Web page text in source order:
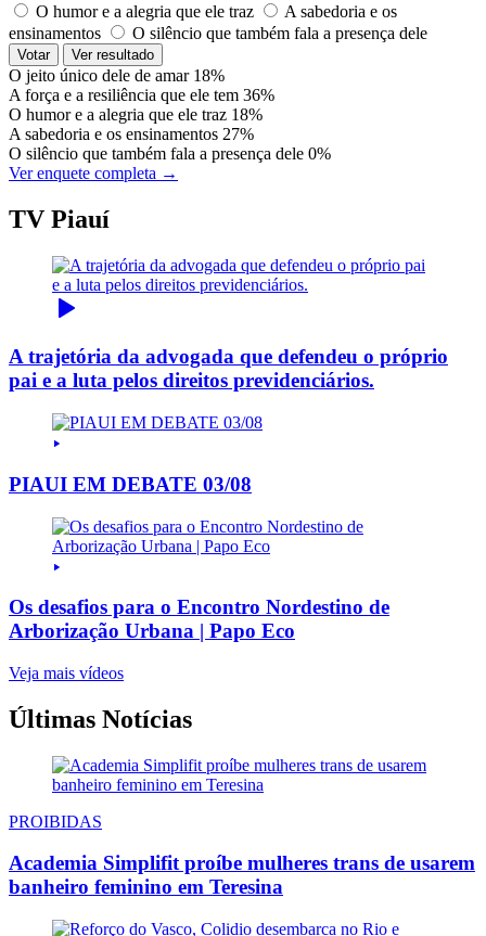
O humor e a alegria que ele traz
A sabedoria e os
ensinamentos
O silêncio que também fala a presença dele
Votar Ver resultado
O jeito único dele de amar 18%
A força e a resiliência que ele tem 36%
O humor e a alegria que ele traz 18%
A sabedoria e os ensinamentos 27%
O silêncio que também fala a presença dele 0%
Ver enquete completa →
TV Piauí
A trajetória da advogada que defendeu o próprio
pai e a luta pelos direitos previdenciários.
PIAUI EM DEBATE 03/08
Os desafios para o Encontro Nordestino de
Arborização Urbana | Papo Eco
Veja mais vídeos
Últimas Notícias
PROIBIDAS
Academia Simplifit proíbe mulheres trans de usarem
banheiro feminino em Teresina